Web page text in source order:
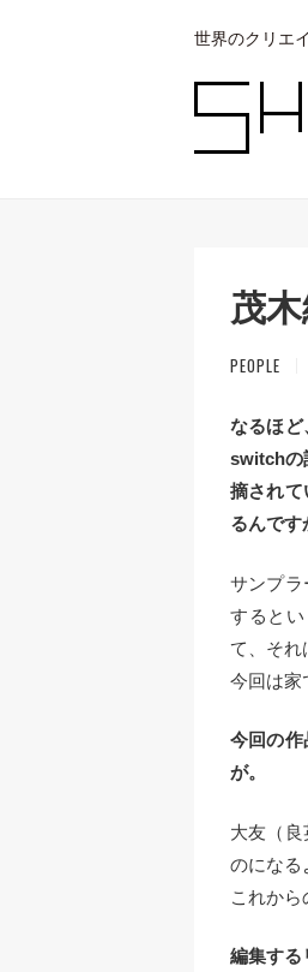
世界のクリエ
茂
PEOPLE
なるほど
switchの
摘されて
るんです
サンプラ
すると
て、それ
今回は家
今回の作
が。
大友（
のになる
これから
編集する